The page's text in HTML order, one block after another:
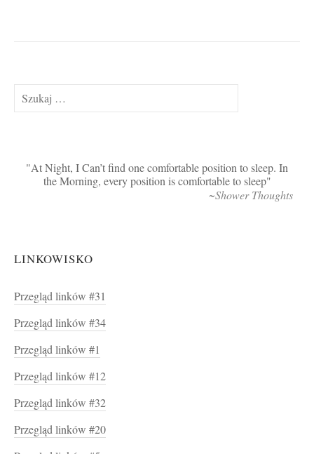
Szukaj:
At Night, I Can’t find one comfortable position to sleep. In
the Morning, every position is comfortable to sleep
~Shower Thoughts
LINKOWISKO
Przegląd linków #31
Przegląd linków #34
Przegląd linków #1
Przegląd linków #12
Przegląd linków #32
Przegląd linków #20